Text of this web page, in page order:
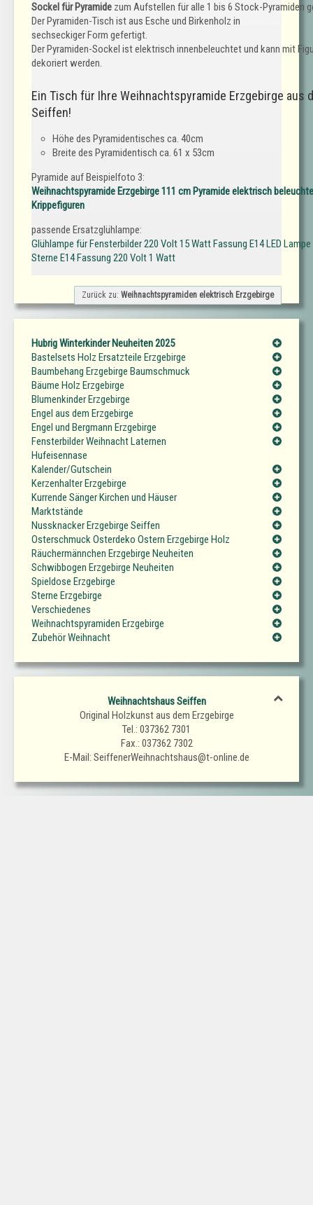
Sockel für Pyramide zum Aufstellen für alle 1 bis 6 Stock-Pyramiden
Der Pyramiden-Tisch ist aus Esche und Birkenholz in
sechseckiger Form gefertigt.
Der Pyramiden-Sockel ist elektrisch innenbeleuchtet und kann mit
dekoriert werden.
Ein Tisch für Ihre Weihnachtspyramide Erzgebirge aus
Seiffen!
Höhe des Pyramidentisches ca. 40cm
Breite des Pyramidentisch ca. 61 x 53cm
Pyramide auf Beispielfoto 3:
Weihnachtspyramide Erzgebirge 111 cm Pyramide elektrisch
Krippefiguren
passende Ersatzglühlampe:
Glühlampe für Fensterbilder 220 Volt 15 Watt Fassung E14 LED
Sterne E14 Fassung 220 Volt 1 Watt
Zurück zu: Weihnachtspyramiden elektrisch Erzgebirge
Hubrig Winterkinder Neuheiten 2025
Bastelsets Holz Ersatzteile Erzgebirge
Baumbehang Erzgebirge Baumschmuck
Bäume Holz Erzgebirge
Blumenkinder Erzgebirge
Engel aus dem Erzgebirge
Engel und Bergmann Erzgebirge
Fensterbilder Weihnacht Laternen
Hufeisennase
Kalender/Gutschein
Kerzenhalter Erzgebirge
Kurrende Sänger Kirchen und Häuser
Marktstände
Nussknacker Erzgebirge Seiffen
Osterschmuck Osterdeko Ostern Erzgebirge Holz
Räuchermännchen Erzgebirge Neuheiten
Schwibbogen Erzgebirge Neuheiten
Spieldose Erzgebirge
Sterne Erzgebirge
Verschiedenes
Weihnachtspyramiden Erzgebirge
Zubehör Weihnacht
Weihnachtshaus Seiffen
Original Holzkunst aus dem Erzgebirge
Tel.: 037362 7301
Fax.: 037362 7302
E-Mail: SeiffenerWeihnachtshaus@t-online.de